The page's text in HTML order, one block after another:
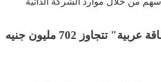
بزيادة 26%.. أرباح "طاقة عربية" تتجاوز 702 مليون جنيه